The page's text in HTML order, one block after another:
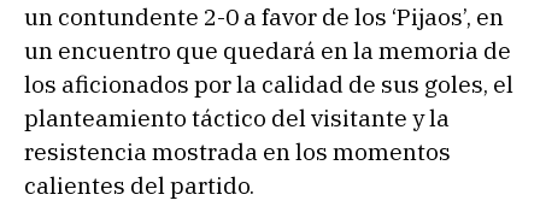
un contundente 2-0 a favor de los ‘Pijaos’, en
un encuentro que quedará en la memoria de
los aficionados por la calidad de sus goles, el
planteamiento táctico del visitante y la
resistencia mostrada en los momentos
calientes del partido.